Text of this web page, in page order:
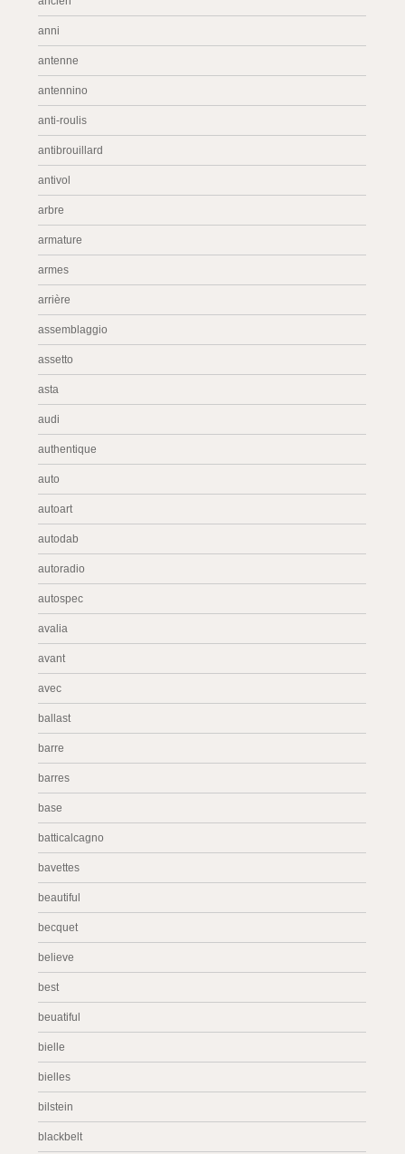
anni
antenne
antennino
anti-roulis
antibrouillard
antivol
arbre
armature
armes
arrière
assemblaggio
assetto
asta
audi
authentique
auto
autoart
autodab
autoradio
autospec
avalia
avant
avec
ballast
barre
barres
base
batticalcagno
bavettes
beautiful
becquet
believe
best
beuatiful
bielle
bielles
bilstein
blackbelt